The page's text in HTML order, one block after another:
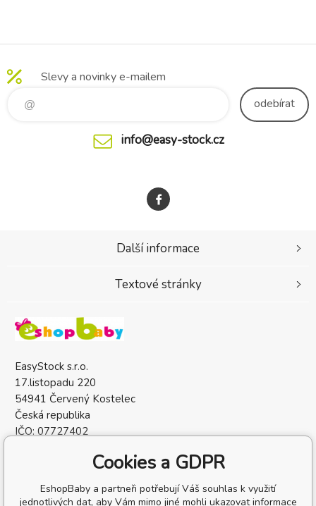
Slevy a novinky e-mailem
odebírat
info@easy-stock.cz
EasyStock s.r.o.
17.listopadu 220
54941 Červený Kostelec
Česká republika
IČO: 07727402
Další informace
Textové stránky
Cookies a GDPR
EshopBaby a partneři potřebují Váš souhlas k využití
jednotlivých dat, aby Vám mimo jiné mohli ukazovat informace